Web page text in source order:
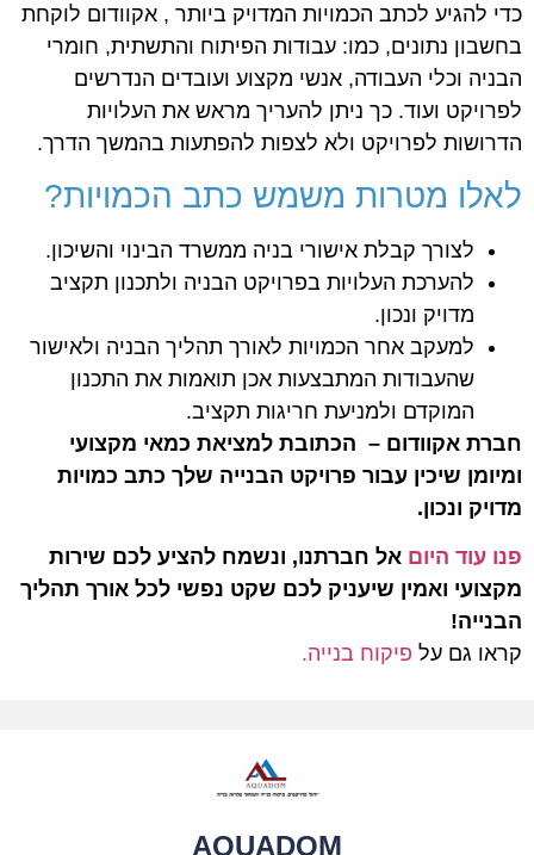
כדי להגיע לכתב הכמויות המדויק ביותר , אקוודום לוקחת
בחשבון נתונים, כמו: עבודות הפיתוח והתשתית, חומרי
הבניה וכלי העבודה, אנשי מקצוע ועובדים הנדרשים
לפרויקט ועוד. כך ניתן להעריך מראש את העלויות
הדרושות לפרויקט ולא לצפות להפתעות בהמשך הדרך.
לאלו מטרות משמש כתב הכמויות?
לצורך קבלת אישורי בניה ממשרד הבינוי והשיכון.
להערכת העלויות בפרויקט הבניה ולתכנון תקציב
מדויק ונכון.
למעקב אחר הכמויות לאורך תהליך הבניה ולאישור
שהעבודות המתבצעות אכן תואמות את התכנון
המוקדם ולמניעת חריגות תקציב.
חברת אקוודום – הכתובת למציאת כמאי מקצועי
ומיומן שיכין עבור פרויקט הבנייה שלך כתב כמויות
מדויק ונכון.
פנו עוד היום אל חברתנו, ונשמח להציע לכם שירות
מקצועי ואמין שיעניק לכם שקט נפשי לכל אורך תהליך
הבנייה!
קראו גם על פיקוח בנייה.
AQUADOM